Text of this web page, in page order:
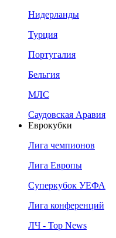
Нидерланды
Турция
Португалия
Бельгия
МЛС
Саудовская Аравия
Еврокубки
Лига чемпионов
Лига Европы
Суперкубок УЕФА
Лига конференций
ЛЧ - Top News